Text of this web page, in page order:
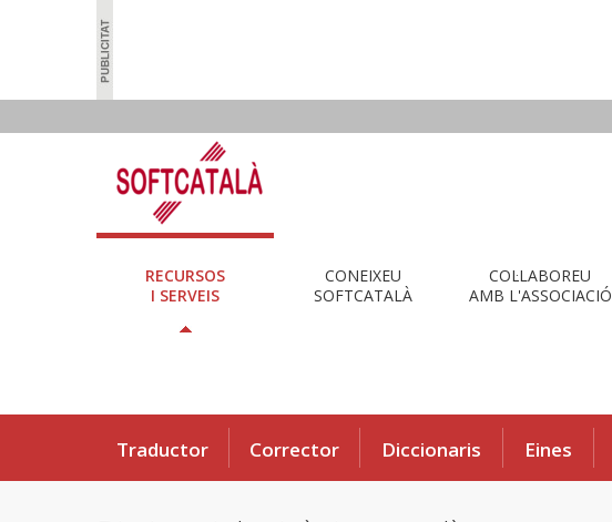
RECURSOS
I SERVEIS
CONEIXEU
SOFTCATALÀ
COL·LABOREU
AMB L'ASSOCIACIÓ
Traductor Corrector Diccionaris Eines